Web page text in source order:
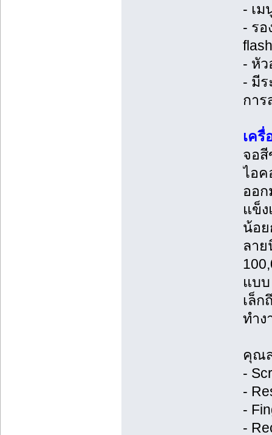
- เม
- รอ
- หั
- มี
กา
เครื่
จอสี
ไอค
ออก
แข็
น้อย
ลาย
แบบ
เล็ก
ทำง
คุณ
-
-
-
-